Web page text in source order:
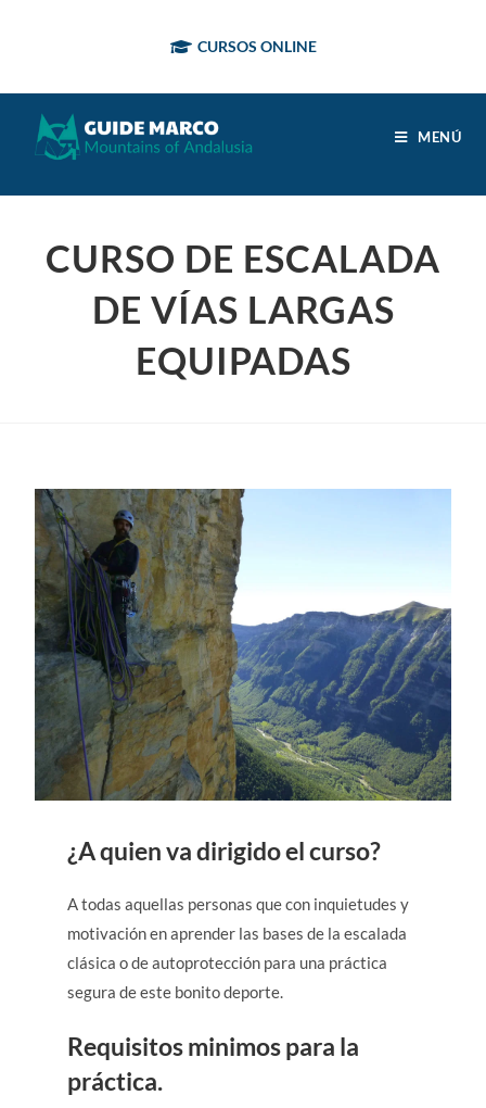
CURSOS ONLINE
MENÚ
CURSO DE ESCALADA
DE VÍAS LARGAS
EQUIPADAS
¿A quien va dirigido el curso?
A todas aquellas personas que con inquietudes y
motivación en aprender las bases de la escalada
clásica o de autoprotección para una práctica
segura de este bonito deporte.
Requisitos minimos para la
práctica.